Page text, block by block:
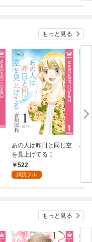
もっと見る
あの人は昨日と同じ空
を見上げてる 1
522
試読フル
林
もっと見る